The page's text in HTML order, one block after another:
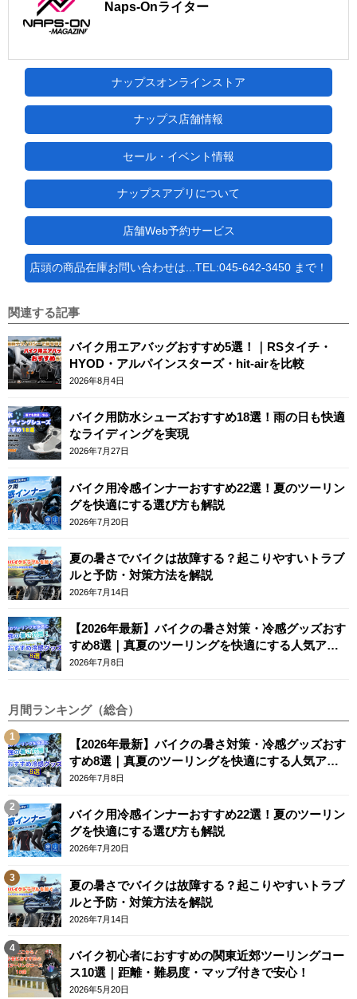
Naps-Onライター
ナップスオンラインストア
ナップス店舗情報
セール・イベント情報
ナップスアプリについて
店舗Web予約サービス
店頭の商品在庫お問い合わせは...TEL:045-642-3450 まで！
関連する記事
バイク用エアバッグおすすめ5選！｜RSタイチ・
HYOD・アルパインスターズ・hit-airを比較
2026年8月4日
バイク用防水シューズおすすめ18選！雨の日も快適
なライディングを実現
2026年7月27日
バイク用冷感インナーおすすめ22選！夏のツーリン
グを快適にする選び方も解説
2026年7月20日
夏の暑さでバイクは故障する？起こりやすいトラブ
ルと予防・対策方法を解説
2026年7月14日
【2026年最新】バイクの暑さ対策・冷感グッズおす
すめ8選｜真夏のツーリングを快適にする人気アイ
テム
2026年7月8日
月間ランキング（総合）
【2026年最新】バイクの暑さ対策・冷感グッズおす
すめ8選｜真夏のツーリングを快適にする人気アイ
テム
2026年7月8日
バイク用冷感インナーおすすめ22選！夏のツーリン
グを快適にする選び方も解説
2026年7月20日
夏の暑さでバイクは故障する？起こりやすいトラブ
ルと予防・対策方法を解説
2026年7月14日
バイク初心者におすすめの関東近郊ツーリングコー
ス10選｜距離・難易度・マップ付きで安心！
2026年5月20日